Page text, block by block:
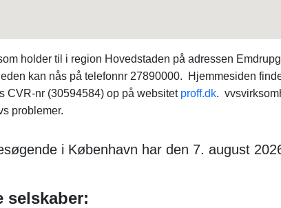
holder til i region Hovedstaden på adressen
kan nås på telefonnr 27890000. Hjemmesiden
CVR-nr (30594584) op på websitet proff.dk.
problemer.
i København har den 7. august
selskaber: